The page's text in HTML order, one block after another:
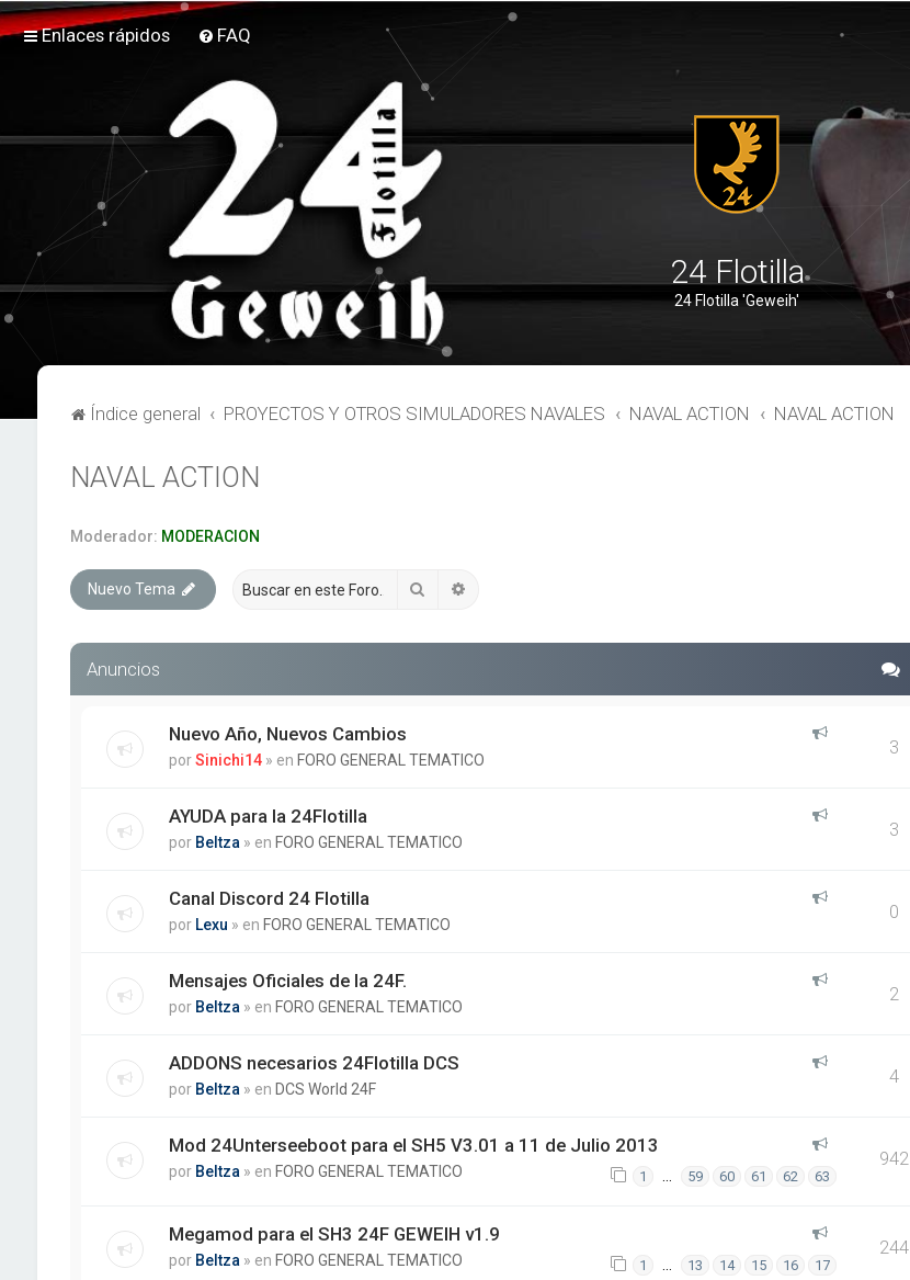
Enlaces rápidos FAQ
24 Flotilla
24 Flotilla 'Geweih'
Índice general PROYECTOS Y OTROS SIMULADORES NAVALES NAVAL ACTION NAVAL ACTION
NAVAL ACTION
Moderador: MODERACION
Nuevo Tema Buscar
Anuncios
Nuevo Año, Nuevos Cambios
porSinichi14 » en FORO GENERAL TEMATICO
3
AYUDA para la 24Flotilla
por Beltza » en FORO GENERAL TEMATICO
3
Canal Discord 24 Flotilla
por Lexu » en FORO GENERAL TEMATICO
0
Mensajes Oficiales de la 24F.
por Beltza » en FORO GENERAL TEMATICO
2
ADDONS necesarios 24Flotilla DCS
por Beltza » en DCS World 24F
4
Mod 24Unterseeboot para el SH5 V3.01 a 11 de Julio 2013
por Beltza » en FORO GENERAL TEMATICO 1 … 59 60 61 62 63
942
Megamod para el SH3 24F GEWEIH v1.9
por Beltza » en FORO GENERAL TEMATICO 1 … 13 14 15 16 17
244